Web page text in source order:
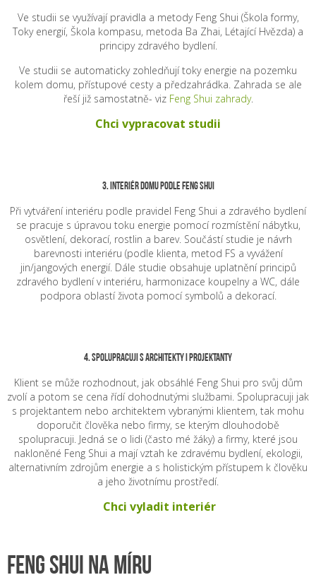
Ve studii se využívají pravidla a metody Feng Shui (Škola formy,
Toky energií, Škola kompasu, metoda Ba Zhai, Létající Hvězda) a
principy zdravého bydlení.
Ve studii se automaticky zohledňují toky energie na pozemku
kolem domu, přístupové cesty a předzahrádka. Zahrada se ale
řeší již samostatně- viz Feng Shui zahrady.
Chci vypracovat studii
3. Interiér domu podle Feng Shui
Při vytváření interiéru podle pravidel Feng Shui a zdravého bydlení
se pracuje s úpravou toku energie pomocí rozmístění nábytku,
osvětlení, dekorací, rostlin a barev. Součástí studie je návrh
barevnosti interiéru (podle klienta, metod FS a vyvážení
jin/jangových energií. Dále studie obsahuje uplatnění principů
zdravého bydlení v interiéru, harmonizace koupelny a WC, dále
podpora oblastí života pomocí symbolů a dekorací.
4. Spolupracuji s architekty i projektanty
Klient se může rozhodnout, jak obsáhlé Feng Shui pro svůj dům
zvolí a potom se cena řídí dohodnutými službami. Spolupracuji jak
s projektantem nebo architektem vybranými klientem, tak mohu
doporučit člověka nebo firmy, se kterým dlouhodobě
spolupracuji. Jedná se o lidi (často mé žáky) a firmy, které jsou
nakloněné Feng Shui a mají vztah ke zdravému bydlení, ekologii,
alternativním zdrojům energie a s holistickým přístupem k člověku
a jeho životnímu prostředí.
Chci vyladit interiér
FENG SHUI NA MÍRU